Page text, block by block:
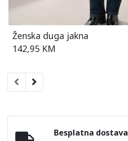
Ženska duga jakna
142,95 KM
Besplatna dostava